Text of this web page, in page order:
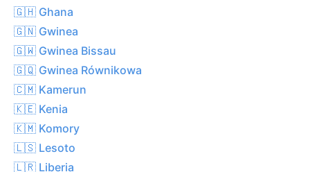
🇬🇭 Ghana
🇬🇳 Gwinea
🇬🇼 Gwinea Bissau
🇬🇶 Gwinea Równikowa
🇨🇲 Kamerun
🇰🇪 Kenia
🇰🇲 Komory
🇱🇸 Lesoto
🇱🇷 Liberia